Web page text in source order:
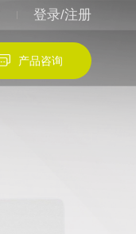
登录/注册
产品咨询